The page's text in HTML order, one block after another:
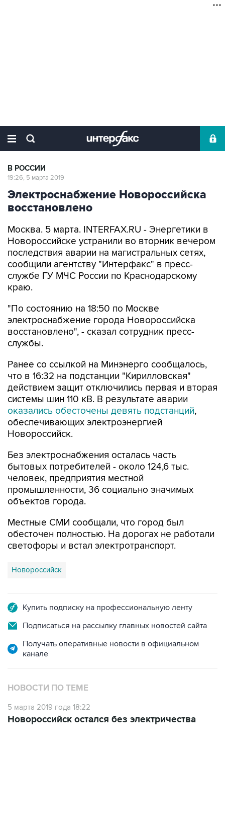
В РОССИИ
19:26, 5 марта 2019
Электроснабжение Новороссийска
восстановлено
Москва. 5 марта. INTERFAX.RU - Энергетики в
Новороссийске устранили во вторник вечером
последствия аварии на магистральных сетях,
сообщили агентству "Интерфакс" в пресс-
службе ГУ МЧС России по Краснодарскому
краю.
"По состоянию на 18:50 по Москве
электроснабжение города Новороссийска
восстановлено", - сказал сотрудник пресс-
службы.
Ранее со ссылкой на Минэнерго сообщалось,
что в 16:32 на подстанции "Кирилловская"
действием защит отключились первая и вторая
системы шин 110 кВ. В результате аварии
оказались обесточены девять подстанций,
обеспечивающих электроэнергией
Новороссийск.
Без электроснабжения осталась часть
бытовых потребителей - около 124,6 тыс.
человек, предприятия местной
промышленности, 36 социально значимых
объектов города.
Местные СМИ сообщали, что город был
обесточен полностью. На дорогах не работали
светофоры и встал электротранспорт.
Новороссийск
Купить подписку на профессиональную ленту
Подписаться на рассылку главных новостей сайта
Получать оперативные новости в официальном
канале
НОВОСТИ ПО ТЕМЕ
5 марта 2019 года 18:22
Новороссийск остался без электричества